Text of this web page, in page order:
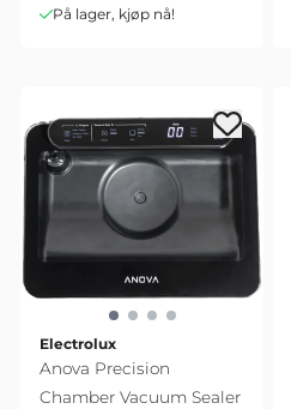
På lager, kjøp nå!
Electrolux
Anova Precision
Chamber Vacuum Sealer